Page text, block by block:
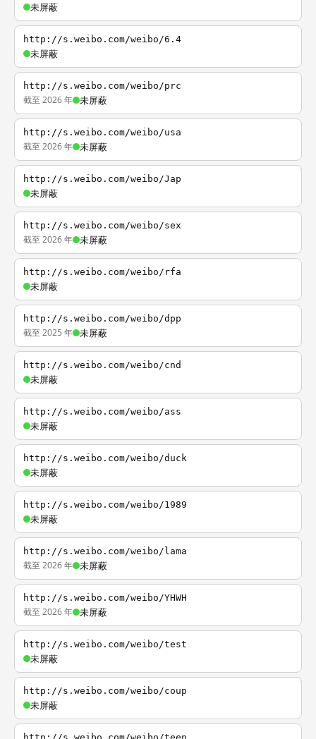
未屏蔽
http://s.weibo.com/weibo/6.4
未屏蔽
http://s.weibo.com/weibo/prc
截至 2026 年 未屏蔽
http://s.weibo.com/weibo/usa
截至 2026 年 未屏蔽
http://s.weibo.com/weibo/Jap
未屏蔽
http://s.weibo.com/weibo/sex
截至 2026 年 未屏蔽
http://s.weibo.com/weibo/rfa
未屏蔽
http://s.weibo.com/weibo/dpp
截至 2025 年 未屏蔽
http://s.weibo.com/weibo/cnd
未屏蔽
http://s.weibo.com/weibo/ass
未屏蔽
http://s.weibo.com/weibo/duck
未屏蔽
http://s.weibo.com/weibo/1989
未屏蔽
http://s.weibo.com/weibo/lama
截至 2026 年 未屏蔽
http://s.weibo.com/weibo/YHWH
截至 2026 年 未屏蔽
http://s.weibo.com/weibo/test
未屏蔽
http://s.weibo.com/weibo/coup
未屏蔽